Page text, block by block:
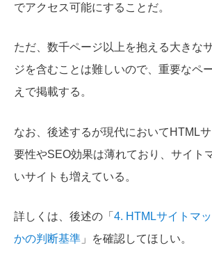
でアクセス可能にすることだ。
ただ、数千ページ以上を抱える大きな
ジを含むことは難しいので、重要なペ
えで掲載する。
なお、後述するが現代においてHTML
要性やSEO効果は薄れており、サイト
いサイトも増えている。
詳しくは、後述の「 4. HTMLサイトマ
かの判断基準 」を確認してほしい。